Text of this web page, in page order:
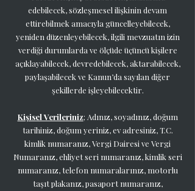
edebilecek, sözleşmesel ilişkinin devam
ettirebilmek amacıyla güncelleyebilecek,
yeniden düzenleyebilecek, ilgili mevzuatın izin
verdiği durumlarda ve ölçüde üçüncü kişilere
açıklayabilecek, devredebilecek, aktarabilecek,
paylaşabilecek ve Kanun’da sayılan diğer
şekillerde işleyebilecektir.
Kişisel Verileriniz; Adınız, soyadınız, doğum
tarihiniz, doğum yeriniz, ev adresiniz, T.C.
kimlik numaranız, Vergi Dairesi ve Vergi
Numaranız, ehliyet seri numaranız, kimlik seri
numaranız, telefon numaralarınız, motorlu
taşıt plakanız, pasaport numaranız,